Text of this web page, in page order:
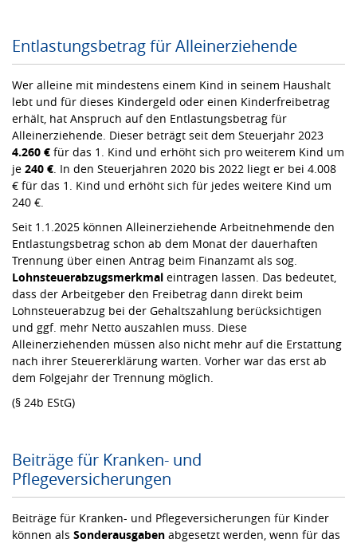
Entlastungsbetrag für Alleinerziehende
Wer alleine mit mindestens einem Kind in seinem Haushalt
lebt und für dieses Kindergeld oder einen Kinderfreibetrag
erhält, hat Anspruch auf den Entlastungsbetrag für
Alleinerziehende. Dieser beträgt seit dem Steuerjahr 2023
4.260 € für das 1. Kind und erhöht sich pro weiterem Kind um
je 240 € . In den Steuerjahren 2020 bis 2022 liegt er bei 4.008
€ für das 1. Kind und erhöht sich für jedes weitere Kind um
240 €.
Seit 1.1.2025 können Alleinerziehende Arbeitnehmende den
Entlastungsbetrag schon ab dem Monat der dauerhaften
Trennung über einen Antrag beim Finanzamt als sog.
Lohnsteuerabzugsmerkmal eintragen lassen. Das bedeutet,
dass der Arbeitgeber den Freibetrag dann direkt beim
Lohnsteuerabzug bei der Gehaltszahlung berücksichtigen
und ggf. mehr Netto auszahlen muss. Diese
Alleinerziehenden müssen also nicht mehr auf die Erstattung
nach ihrer Steuererklärung warten. Vorher war das erst ab
dem Folgejahr der Trennung möglich.
(§ 24b EStG)
Beiträge für Kranken- und
Pflegeversicherungen
Beiträge für Kranken- und Pflegeversicherungen für Kinder
können als Sonderausgaben abgesetzt werden, wenn für das